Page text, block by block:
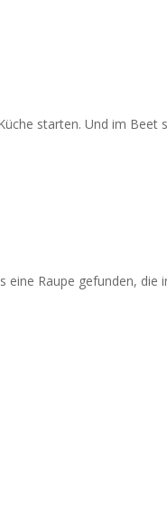
starten. Und im Beet
Raupe gefunden, die